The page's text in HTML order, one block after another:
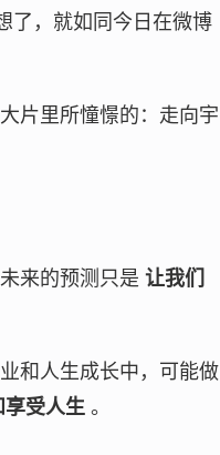
了，就如同今日在微博
片里所憧憬的：走向宇
来的预测只是 让我们
和人生成长中，可能做
享受人生 。